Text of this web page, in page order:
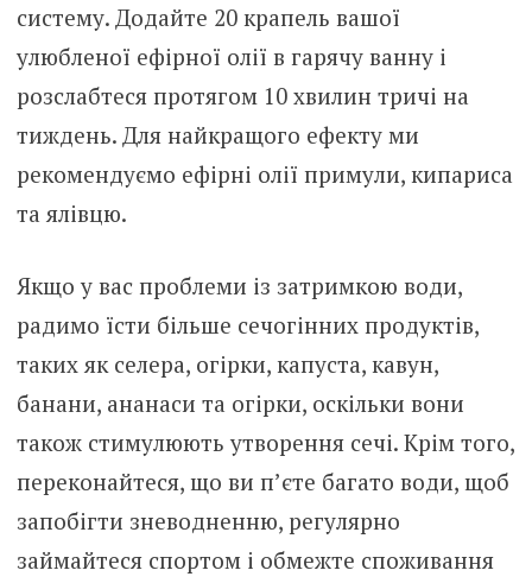
систему. Додайте 20 крапель вашої
улюбленої ефірної олії в гарячу ванну і
розслабтеся протягом 10 хвилин тричі на
тиждень. Для найкращого ефекту ми
рекомендуємо ефірні олії примули, кипариса
та ялівцю.
Якщо у вас проблеми із затримкою води,
радимо їсти більше сечогінних продуктів,
таких як селера, огірки, капуста, кавун,
банани, ананаси та огірки, оскільки вони
також стимулюють утворення сечі. Крім того,
переконайтеся, що ви п’єте багато води, щоб
запобігти зневодненню, регулярно
займайтеся спортом і обмежте споживання